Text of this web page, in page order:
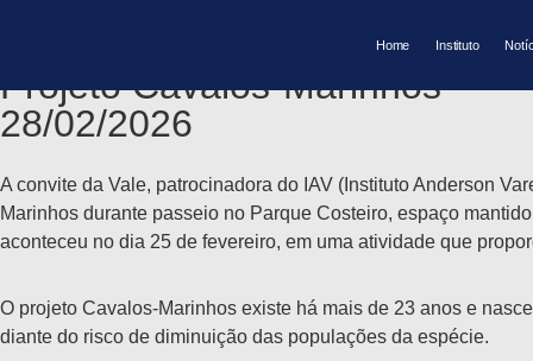
Home Instituto
Em visita ao Parque Costeiro
Projeto Cavalos-Marinhos
28/02/2026
A convite da Vale, patrocinadora do IAV (Instituto Anderson
Marinhos durante passeio no Parque Costeiro, espaço
aconteceu no dia 25 de fevereiro, em uma atividade que
O projeto Cavalos-Marinhos existe há mais de 23 anos e
diante do risco de diminuição das populações da espécie.